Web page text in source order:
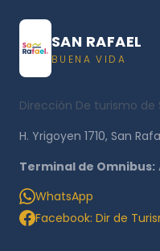
SAN RAFAEL
BUENA VIDA
Dirección De turismo de
H. Yrigoyen 1710, San
Terminal de Omnibus:
WhatsApp
Facebook: Dir de